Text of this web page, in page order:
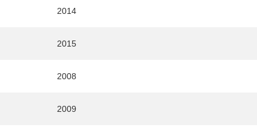
2014
2015
2008
2009